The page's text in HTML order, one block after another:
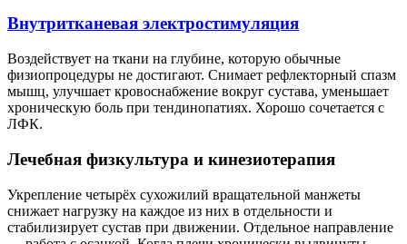
Внутритканевая электростимуляция
Воздействует на ткани на глубине, которую обычные
физиопроцедуры не достигают. Снимает рефлекторный спазм
мышц, улучшает кровоснабжение вокруг сустава, уменьшает
хроническую боль при тендинопатиях. Хорошо сочетается с
ЛФК.
Лечебная физкультура и кинезиотерапия
Укрепление четырёх сухожилий вращательной манжеты
снижает нагрузку на каждое из них в отдельности и
стабилизирует сустав при движении. Отдельное направление